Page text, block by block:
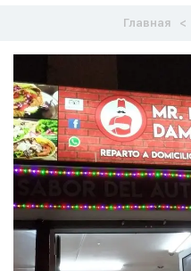
Главная